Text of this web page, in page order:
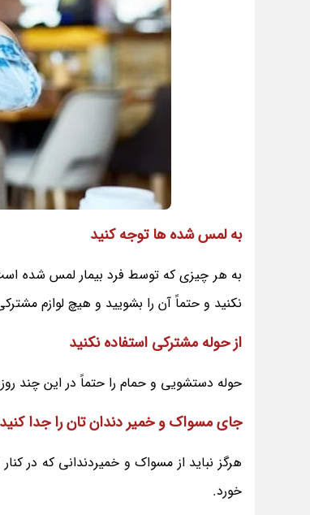
به لمس شده ها توجه کنید
به هر چیزی که توسط فرد بیمار لمس شده
نکنید و حتماً آن را بشویید و هیچ لوازم
از حوله مشترکی استفاده نکنید
حوله دستشویی و حمام را حتماً در این چند
جای مسواک و خمیر دندان تان را جدا کنید
هرگز نباید از مسواک و خمیردندانی که در
خورد.